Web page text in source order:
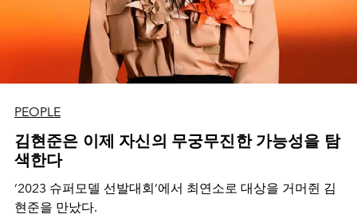
PEOPLE
김현준은 이제 자신의 무궁무진한 가능성을 탐
색한다
‘2023 슈퍼모델 선발대회’에서 최연소로 대상을 거머쥔 김
현준을 만났다.